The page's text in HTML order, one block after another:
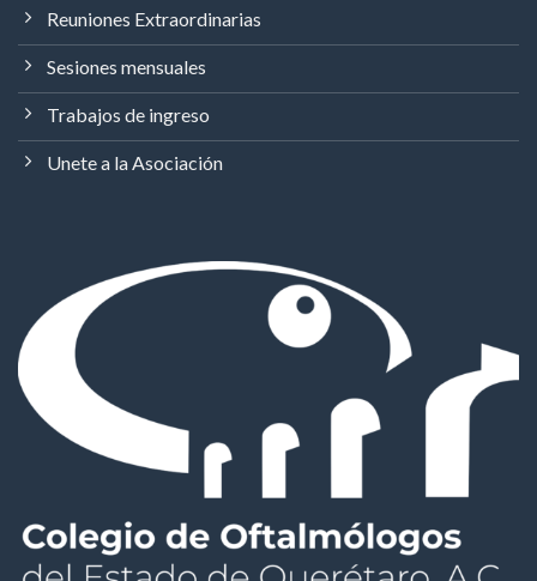
Reuniones Extraordinarias
Sesiones mensuales
Trabajos de ingreso
Unete a la Asociación